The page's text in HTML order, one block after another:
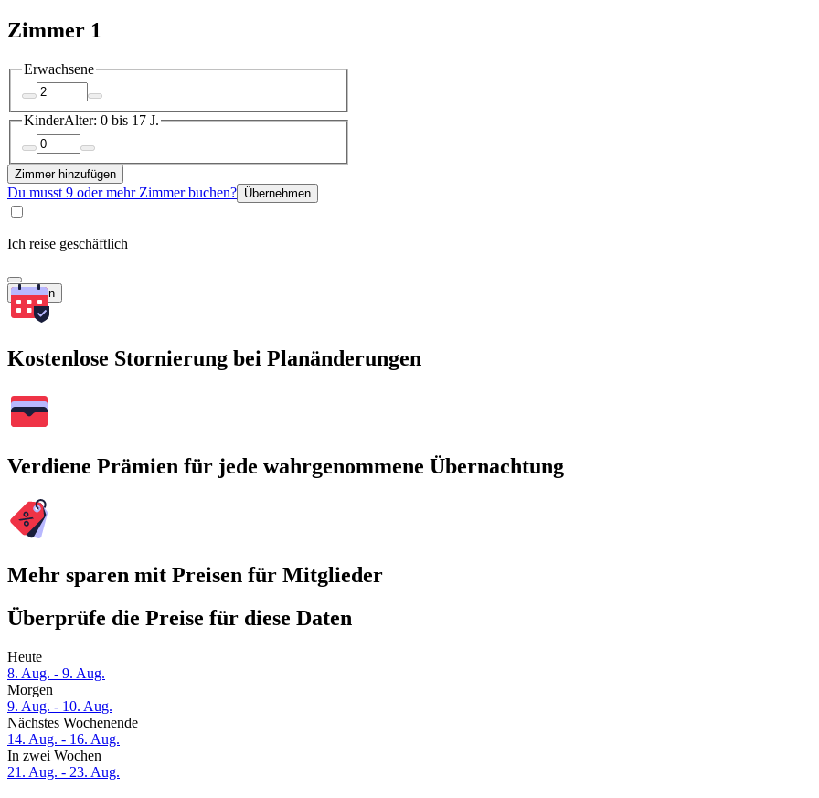
Zimmer 1
Erwachsene
KinderAlter: 0 bis 17 J.
Zimmer hinzufügen
Du musst 9 oder mehr Zimmer buchen? Übernehmen
Ich reise geschäftlich
Suchen
Kostenlose Stornierung bei Planänderungen
Verdiene Prämien für jede wahrgenommene Übernachtung
Mehr sparen mit Preisen für Mitglieder
Überprüfe die Preise für diese Daten
Heute
8. Aug. - 9. Aug.
Morgen
9. Aug. - 10. Aug.
Nächstes Wochenende
14. Aug. - 16. Aug.
In zwei Wochen
21. Aug. - 23. Aug.